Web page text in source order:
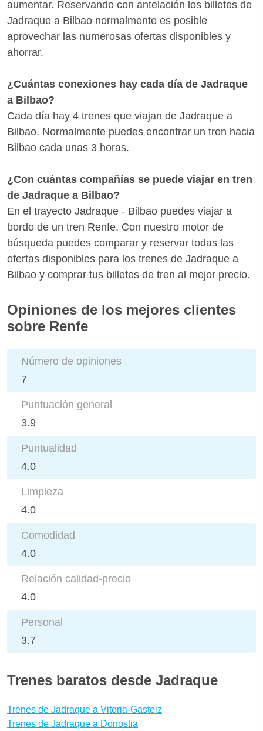
aumentar. Reservando con antelación los billetes de
Jadraque a Bilbao normalmente es posible
aprovechar las numerosas ofertas disponibles y
ahorrar.
¿Cuántas conexiones hay cada día de Jadraque
a Bilbao?
Cada día hay 4 trenes que viajan de Jadraque a
Bilbao. Normalmente puedes encontrar un tren hacia
Bilbao cada unas 3 horas.
¿Con cuántas compañías se puede viajar en tren
de Jadraque a Bilbao?
En el trayecto Jadraque - Bilbao puedes viajar a
bordo de un tren Renfe. Con nuestro motor de
búsqueda puedes comparar y reservar todas las
ofertas disponibles para los trenes de Jadraque a
Bilbao y comprar tus billetes de tren al mejor precio.
Opiniones de los mejores clientes
sobre Renfe
Número de opiniones
7
Puntuación general
3.9
Puntualidad
4.0
Limpieza
4.0
Comodidad
4.0
Relación calidad-precio
4.0
Personal
3.7
Trenes baratos desde Jadraque
Trenes de Jadraque a Vitoria-Gasteiz
Trenes de Jadraque a Donostia